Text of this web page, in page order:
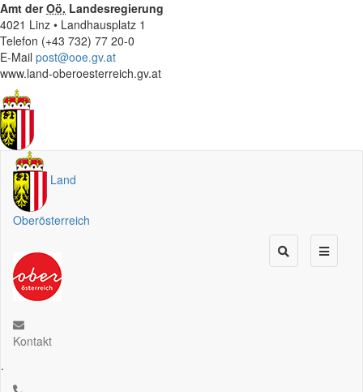
Amt derOö. Landesregierung
4021 Linz • Landhausplatz 1
Telefon (+43 732) 77 20-0
E-Mail post@ooe.gv.at
www.land-oberoesterreich.gv.at
Land
Oberösterreich
Kontakt
.